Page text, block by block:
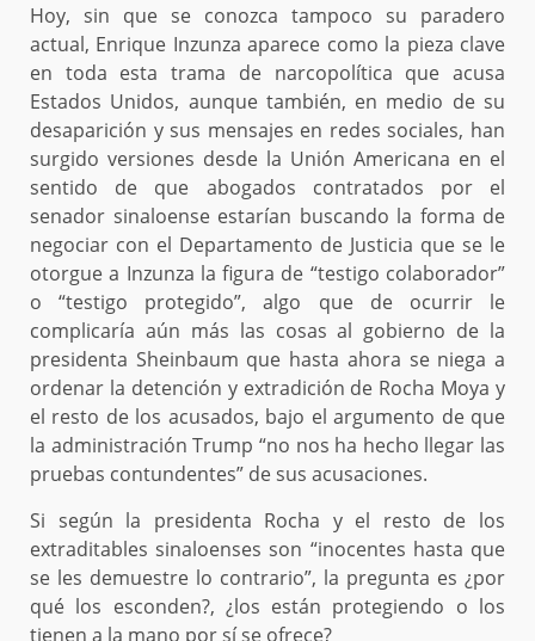
Hoy, sin que se conozca tampoco su paradero
actual, Enrique Inzunza aparece como la pieza clave
en toda esta trama de narcopolítica que acusa
Estados Unidos, aunque también, en medio de su
desaparición y sus mensajes en redes sociales, han
surgido versiones desde la Unión Americana en el
sentido de que abogados contratados por el
senador sinaloense estarían buscando la forma de
negociar con el Departamento de Justicia que se le
otorgue a Inzunza la figura de “testigo colaborador”
o “testigo protegido”, algo que de ocurrir le
complicaría aún más las cosas al gobierno de la
presidenta Sheinbaum que hasta ahora se niega a
ordenar la detención y extradición de Rocha Moya y
el resto de los acusados, bajo el argumento de que
la administración Trump “no nos ha hecho llegar las
pruebas contundentes” de sus acusaciones.
Si según la presidenta Rocha y el resto de los
extraditables sinaloenses son “inocentes hasta que
se les demuestre lo contrario”, la pregunta es ¿por
qué los esconden?, ¿los están protegiendo o los
tienen a la mano por sí se ofrece?